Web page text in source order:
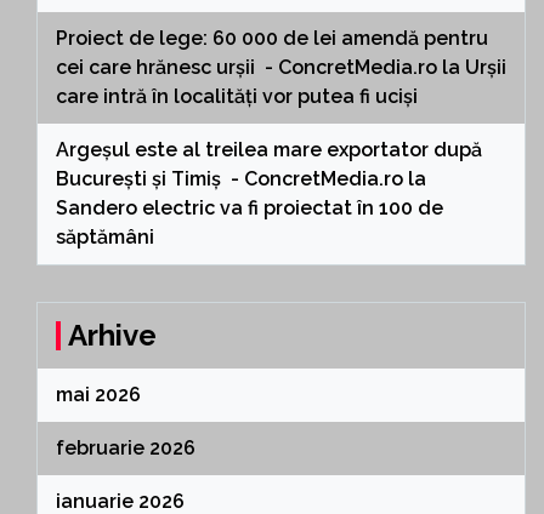
Proiect de lege: 60 000 de lei amendă pentru
cei care hrănesc urșii - ConcretMedia.ro la Urșii
care intră în localități vor putea fi uciși
Argeșul este al treilea mare exportator după
București și Timiș - ConcretMedia.ro la
Sandero electric va fi proiectat în 100 de
săptămâni
Arhive
mai 2026
februarie 2026
ianuarie 2026